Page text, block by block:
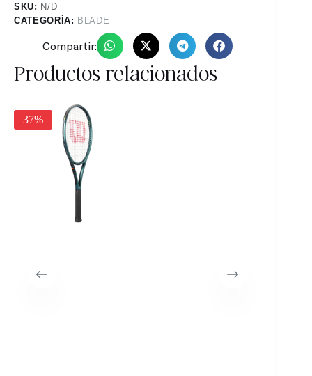
SKU: N/D
CATEGORÍA: BLADE
Compartir:
Productos relacionados
37%